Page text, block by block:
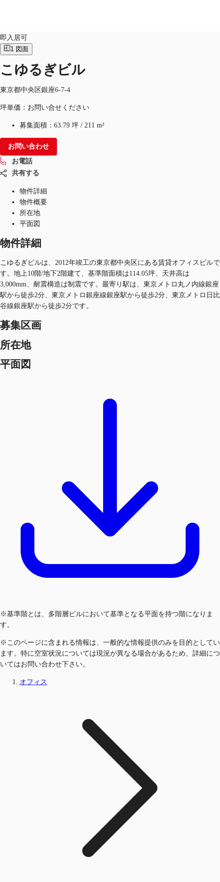
オフィス・事務所
倉庫・物流センター
地図検索
記事
仲介会社様はこちらへ
お気に入り
JP
お電話 お問合せ
即入居可
1 図面
こゆるぎビル
東京都中央区銀座6-7-4
坪単価：お問い合せください
募集面積： 63.79 坪 / 211 m²
お問い合わせ
お電話
共有する
物件詳細
物件概要
所在地
平面図
物件詳細
こゆるぎビルは、2012年竣工の東京都中央区にある賃貸オフィスビルで
す。地上10階/地下2階建て、基準階面積は114.05坪、天井高は
3,000mm、耐震構造は制震です。最寄り駅は、東京メトロ丸ノ内線銀座
駅から徒歩2分、東京メトロ銀座線銀座駅から徒歩2分、東京メトロ日比
谷線銀座駅から徒歩2分です。
募集区画
所在地
平面図
※基準階とは、多階層ビルにおいて基準となる平面を持つ階になりま
す。
※このページに含まれる情報は、一般的な情報提供のみを目的としてい
ます。特に空室状況については現況が異なる場合があるため、詳細につ
いてはお問い合わせ下さい。
オフィス